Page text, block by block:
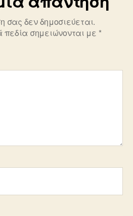
σας δεν δημοσιεύεται.
σημειώνονται με *